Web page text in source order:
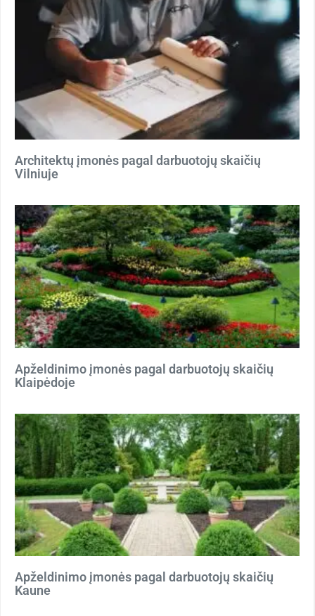
Architektų įmonės pagal darbuotojų skaičių
Vilniuje
Apželdinimo įmonės pagal darbuotojų skaičių
Klaipėdoje
Apželdinimo įmonės pagal darbuotojų skaičių
Kaune